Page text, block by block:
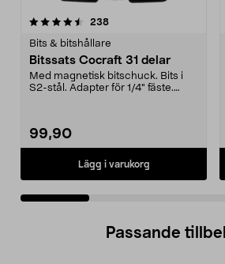
238recensioner
Bits & bitshållare
Bitssats Cocraft 31 delar
Med magnetisk bitschuck. Bits i
S2-stål. Adapter för 1/4" fäste.
99,90
Lägg i varukorg
4.0 av 5 stjärnor
Passande